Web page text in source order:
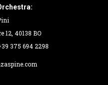
12, 40138 BO
375 694 2298